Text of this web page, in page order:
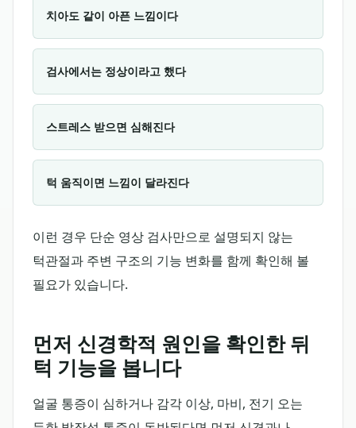
치아도 같이 아픈 느낌이다
검사에서는 정상이라고 했다
스트레스 받으면 심해진다
턱 움직이면 느낌이 달라진다
이런 경우 단순 영상 검사만으로 설명되지 않는
턱관절과 주변 구조의 기능 변화를 함께 확인해 볼
필요가 있습니다.
먼저 신경학적 원인을 확인한 뒤
턱 기능을 봅니다
얼굴 통증이 심하거나 감각 이상, 마비, 전기 오는